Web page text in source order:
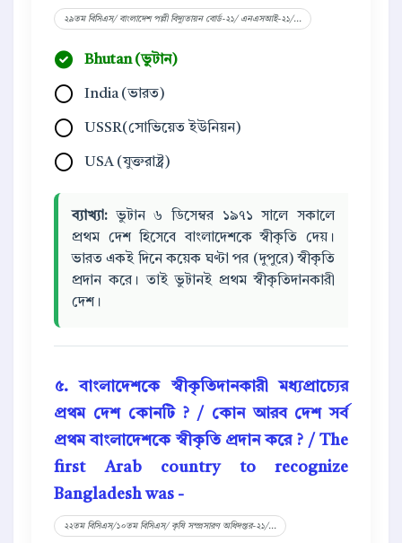
২৯তম বিসিএস/ বাংলাদেশ পল্লী বিদ্যুতায়ন বোর্ড-২১/ এনএসআই-২১/...
Bhutan (ভুটান)
India (ভারত)
USSR(সোভিয়েত ইউনিয়ন)
USA (যুক্তরাষ্ট্র)
ব্যাখ্যা: ভুটান ৬ ডিসেম্বর ১৯৭১ সালে সকালে
প্রথম দেশ হিসেবে বাংলাদেশকে স্বীকৃতি দেয়।
ভারত একই দিনে কয়েক ঘণ্টা পর (দুপুরে) স্বীকৃতি
প্রদান করে। তাই ভুটানই প্রথম স্বীকৃতিদানকারী
দেশ।
৫. বাংলাদেশকে স্বীকৃতিদানকারী মধ্যপ্রাচ্যের
প্রথম দেশ কোনটি ? / কোন আরব দেশ সর্ব
প্রথম বাংলাদেশকে স্বীকৃতি প্রদান করে ? / The
first Arab country to recognize
Bangladesh was -
২২তম বিসিএস/১০তম বিসিএস/ কৃষি সম্প্রসারণ অধিদপ্তর-২১/...